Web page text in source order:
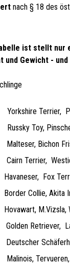
nach § 18 des
ist stellt nur
und Gewicht -
Yorkshire Terrier,
Russky Toy,
Malteser, Bichon
Cairn Terrier,
Havaneser, Fox
Border Collie, Akita
Hovawart, M.Vizsla,
Golden Retriever,
Deutscher
Malinois,